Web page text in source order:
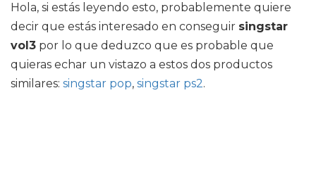
Hola, si estás leyendo esto, probablemente quiere
decir que estás interesado en conseguir singstar
vol3 por lo que deduzco que es probable que
quieras echar un vistazo a estos dos productos
similares: singstar pop, singstar ps2.